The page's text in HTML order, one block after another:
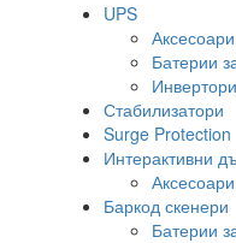
UPS
Батерии
Инвертори
Стабилизатори
Surge Protection
Интерактивни
Баркод скенери
Батерии